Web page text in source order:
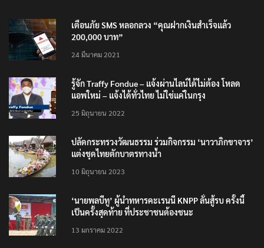
เตือนภัย SMS หลอกลวง “คุณฝากเงินสำเร็จแล้ว
200,000 บาท”
24 มีนาคม 2021
รู้จัก Traffy Fondue – แจ้งผ่านไลน์ได้ไม่ต้อง โหลด
แอพใหม่ – แจ้งได้ทั่วไทย ไม่ใช่แค่ในกรุง
25 มิถุนายน 2022
ปลัดกระทรวงวัฒนธรรม ร่วมกิจกรรม ‘นาวาภิกขาจาร’
แต่งชุดไทยตักบาตรทางน้ำ
10 มิถุนายน 2023
‘นายพลบีทู’ ผู้นำทหารคะเรนนี KNPP ลั่นสู้รบ ครั้งนี้
เป็นครั้งสุดท้าย ที่ประชาชนต้องชนะ
13 มกราคม 2022